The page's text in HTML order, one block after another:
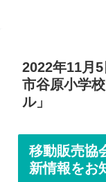
2022年11月
市谷原小学
ル」
移動販売協
新情報をお